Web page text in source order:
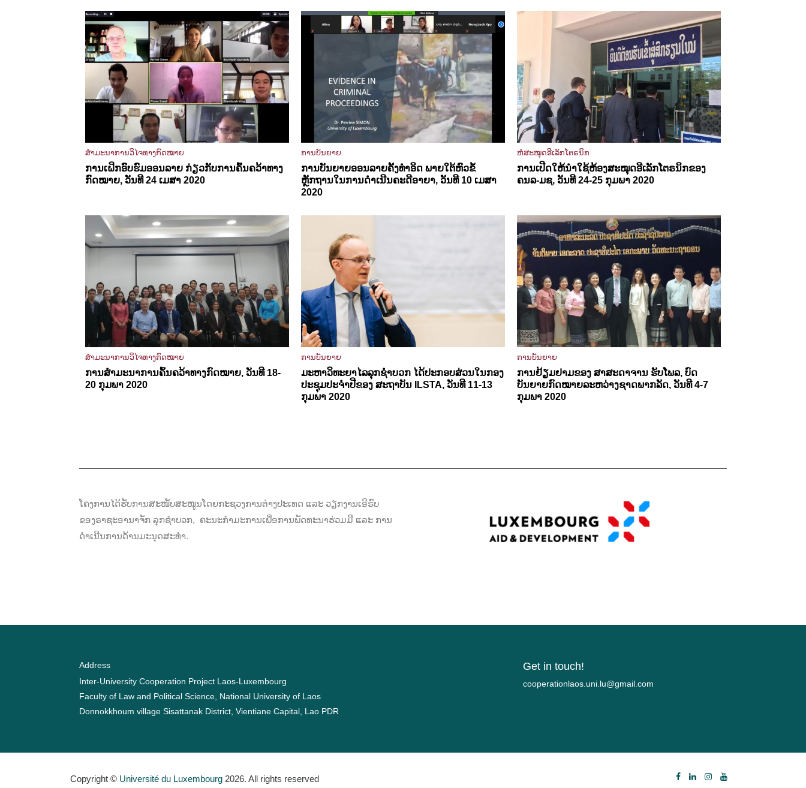
ສຳມະນາການວິໄຈທາງກົດໝາຍ
ການເຝິກອົບຮົມອອນລາຍ ກ່ຽວກັບການຄົ້ນຄວ້າທາງ
ກົດໝາຍ, ວັນທີ 24 ເມສາ 2020
ການບັນຍາຍ
ການບັນຍາຍອອນລາຍຄັ້ງທຳອິດ ພາຍໃຕ້ຫົວຂໍ້
ຫຼັກຖານໃນການດຳເນີນຄະດີອາຍາ, ວັນທີ 10 ເມສາ
2020
ຫໍສະໝຸດອີເລັກໂຕຣນິກ
ການເປີດໃຫ້ນຳໃຊ້ຫ້ອງສະໝຸດອີເລັກໂຕຣນິກຂອງ
ຄນລ-ມຊ, ວັນທີ 24-25 ກຸມພາ 2020
ສຳມະນາການວິໄຈທາງກົດໝາຍ
ການສຳມະນາການຄົ້ນຄວ້າທາງກົດໝາຍ, ວັນທີ 18-
20 ກຸມພາ 2020
ການບັນຍາຍ
ມະຫາວິທະຍາໄລລຸກຊຳບວກ ໄດ້ປະກອບສ່ວນໃນກອງ
ປະຊຸມປະຈຳປີຂອງ ສະຖາບັນ ILSTA, ວັນທີ 11-13
ກຸມພາ 2020
ການບັນຍາຍ
ການຢ້ຽມຢາມຂອງ ສາສະດາຈານ ຮັບໂພລ, ບົດ
ບັນຍາຍກົດໝາຍລະຫວ່າງຊາດພາກລັດ, ວັນທີ 4-7
ກຸມພາ 2020
ໂຄງການໄດ້ຮັບການສະໜັບສະໜູນໂດຍກະຊວງການຕ່າງປະເທດ ແລະ ວຽກງານເອີຣົບ
ຂອງຣາຊະອານາຈັກ ລຸກຊຳບວກ, ຄະນະກຳມະການເພື່ອການພັດທະນາຮ່ວມມື ແລະ ການ
ດຳເນີນການດ້ານມະນຸດສະທຳ.
Address
Inter-University Cooperation Project Laos-Luxembourg
Faculty of Law and Political Science, National University of Laos
Donnokkhoum village Sisattanak District, Vientiane Capital, Lao PDR
Get in touch!
moc.liamg@ul.inu.soalnoitarepooc
Copyright © Université du Luxembourg 2026. All rights reserved